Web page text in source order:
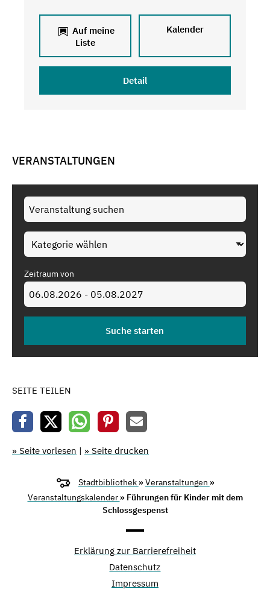
Auf meine
Liste
Kalender
Detail
VERANSTALTUNGEN
Zeitraum von
SEITE TEILEN
» Seite vorlesen | » Seite drucken
Stadtbibliothek »Veranstaltungen »
Veranstaltungskalender » Führungen für Kinder mit dem
Schlossgespenst
Erklärung zur Barrierefreiheit
Datenschutz
Impressum